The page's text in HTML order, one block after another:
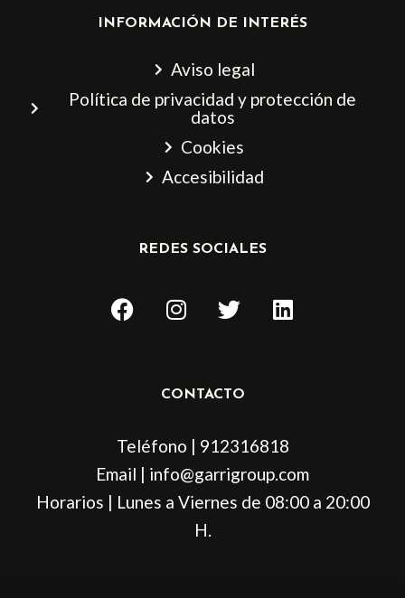
INFORMACIÓN DE INTERÉS
Aviso legal
Política de privacidad y protección de
datos
Cookies
Accesibilidad
REDES SOCIALES
F
a
k
I
n
a
a
m
T
w
t
L
i
n
CONTACTO
Teléfono | 912316818
Email | info@garrigroup.com
Horarios | Lunes a Viernes de 08:00 a 20:00
H.